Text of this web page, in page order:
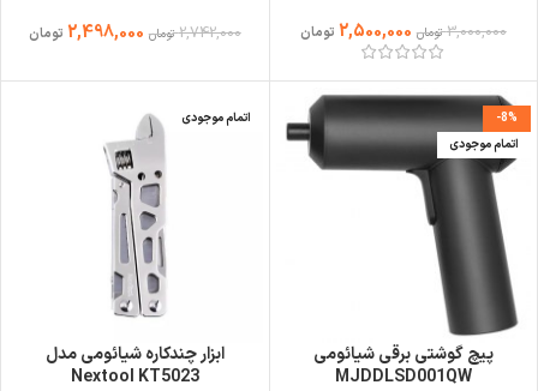
3,000,000 تومان 2,500,000 تومان 2,742,000 تومان 2,498,000 تومان
-8%
اتمام موجودی
پیچ گوشتی برقی شیائومی
MJDDLSD001QW
اتمام موجودی
ابزار چندکاره شیائومی مدل
Nextool KT5023